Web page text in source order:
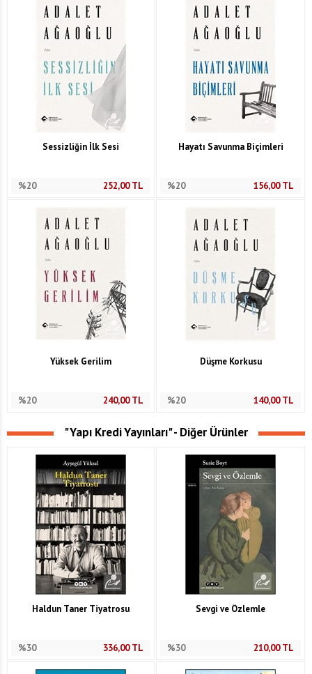
Sessizliğin İlk Sesi
%20 252,00TL
Hayatı Savunma Biçimleri
%20 156,00TL
Yüksek Gerilim
%20 240,00TL
Düşme Korkusu
%20 140,00TL
"Yapı Kredi Yayınları" - Diğer Ürünler
Haldun Taner Tiyatrosu
%30 336,00TL
Sevgi ve Özlemle
%30 210,00TL